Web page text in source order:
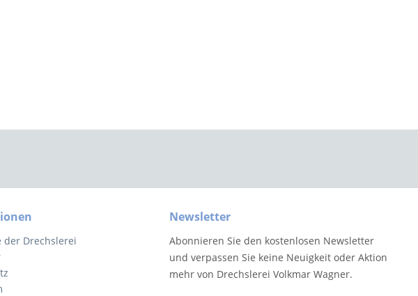
der Drechslerei
Newsletter
Abonnieren Sie den kostenlosen Newsletter
und verpassen Sie keine Neuigkeit oder Aktion
mehr von Drechslerei Volkmar Wagner.